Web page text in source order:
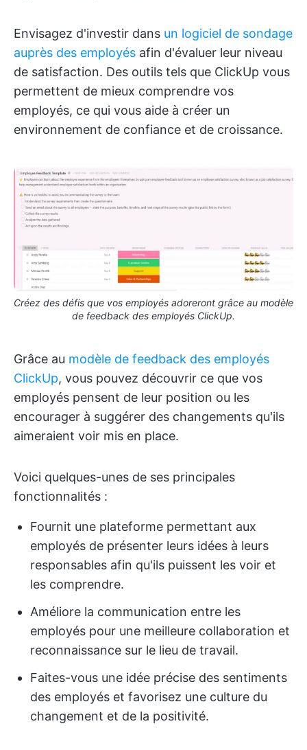
Envisagez d'investir dans un logiciel de sondage
auprès des employés afin d'évaluer leur niveau
de satisfaction. Des outils tels que ClickUp vous
permettent de mieux comprendre vos
employés, ce qui vous aide à créer un
environnement de confiance et de croissance.
Créez des défis que vos employés adoreront grâce au modèle
de feedback des employés ClickUp.
Grâce au modèle de feedback des employés
ClickUp, vous pouvez découvrir ce que vos
employés pensent de leur position ou les
encourager à suggérer des changements qu'ils
aimeraient voir mis en place.
Voici quelques-unes de ses principales
fonctionnalités :
Fournit une plateforme permettant aux
employés de présenter leurs idées à leurs
responsables afin qu'ils puissent les voir et
les comprendre.
Améliore la communication entre les
employés pour une meilleure collaboration et
reconnaissance sur le lieu de travail.
Faites-vous une idée précise des sentiments
des employés et favorisez une culture du
changement et de la positivité.